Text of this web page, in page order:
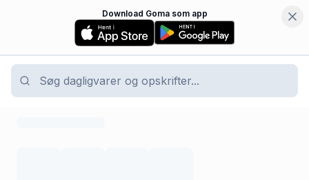
Download Goma som app